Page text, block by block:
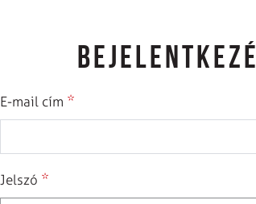
E-mail cím *
Jelszó *